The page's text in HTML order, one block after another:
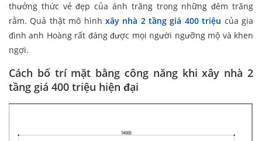
thưởng thức vẻ đẹp của ánh trăng trong những đêm trăng
rằm. Quả thật mô hình xây nhà 2 tầng giá 400 triệu của gia
đình anh Hoàng rất đáng được mọi người ngưỡng mộ và khen
ngợi.
Cách bố trí mặt bằng công năng khi xây nhà 2
tầng giá 400 triệu hiện đại